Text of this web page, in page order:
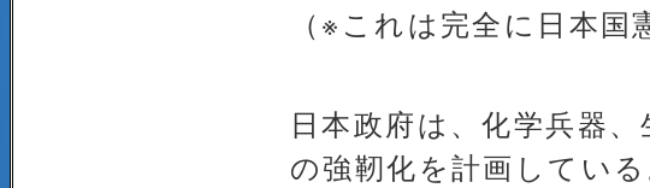
（※これは完全に日本国
日本政府は、化学兵器
の強靭化を計画している